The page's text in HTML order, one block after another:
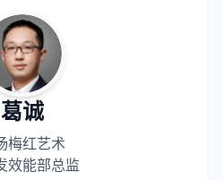
葛诚
梅红艺术
效能部总监